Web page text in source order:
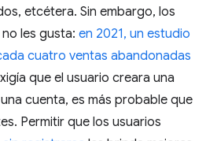
etcétera. Sin embargo, los
les gusta: en 2021, un estudio
cuatro ventas abandonadas
que el usuario creara una
cuenta, es más probable que
Permitir que los usuarios